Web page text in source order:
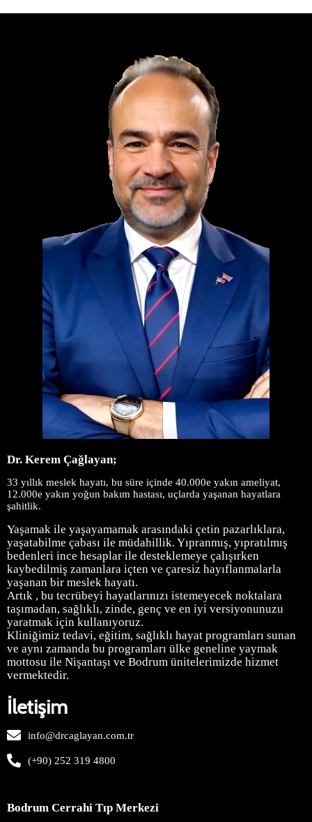
Dr. Kerem Çağlayan;
33 yıllık meslek hayatı, bu süre içinde 40.000e yakın ameliyat,
12.000e yakın yoğun bakım hastası, uçlarda yaşanan hayatlara
şahitlik.
Yaşamak ile yaşayamamak arasındaki çetin pazarlıklara,
yaşatabilme çabası ile müdahillik. Yıpranmış, yıpratılmış
bedenleri ince hesaplar ile desteklemeye çalışırken
kaybedilmiş zamanlara içten ve çaresiz hayıflanmalarla
yaşanan bir meslek hayatı.
Artık , bu tecrübeyi hayatlarınızı istemeyecek noktalara
taşımadan, sağlıklı, zinde, genç ve en iyi versiyonunuzu
yaratmak için kullanıyoruz.
Kliniğimiz tedavi, eğitim, sağlıklı hayat programları sunan
ve aynı zamanda bu programları ülke geneline yaymak
mottosu ile Nişantaşı ve Bodrum ünitelerimizde hizmet
vermektedir.
İletişim
info@drcaglayan.com.tr
(+90) 252 319 4800
Bodrum Cerrahi Tıp Merkezi